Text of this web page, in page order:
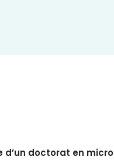
doctorat en